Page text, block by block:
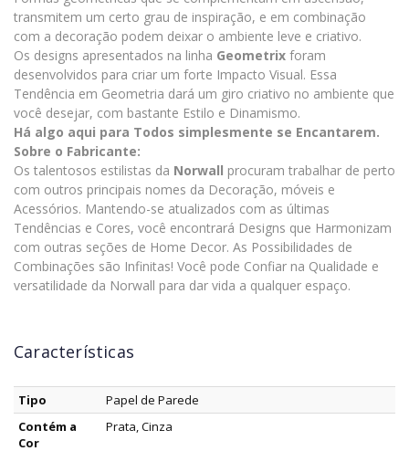
transmitem um certo grau de inspiração, e em combinação
com a decoração podem deixar o ambiente leve e criativo.
Os designs apresentados na linha Geometrix foram
desenvolvidos para criar um forte Impacto Visual. Essa
Tendência em Geometria dará um giro criativo no ambiente que
você desejar, com bastante Estilo e Dinamismo.
Há algo aqui para Todos simplesmente se Encantarem.
Sobre o Fabricante:
Os talentosos estilistas da Norwall procuram trabalhar de perto
com outros principais nomes da Decoração, móveis e
Acessórios. Mantendo-se atualizados com as últimas
Tendências e Cores, você encontrará Designs que Harmonizam
com outras seções de Home Decor. As Possibilidades de
Combinações são Infinitas! Você pode Confiar na Qualidade e
versatilidade da Norwall para dar vida a qualquer espaço.
Características
Tipo
Papel de Parede
Contém a
Cor
Prata, Cinza